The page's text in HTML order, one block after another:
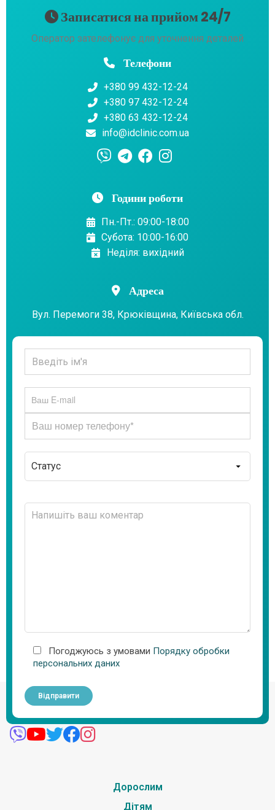
Записатися на прийом 24/7
Оператор зателефонує для уточнення деталей
Телефони
+380 99 432-12-24
+380 97 432-12-24
+380 63 432-12-24
info@idclinic.com.ua
Години роботи
Пн.-Пт.: 09:00-18:00
Субота: 10:00-16:00
Неділя: вихідний
Адреса
Вул. Перемоги 38, Крюківщина, Київська обл.
Погоджуюсь з умовами Порядку обробки
персональних даних
Дорослим
Дітям